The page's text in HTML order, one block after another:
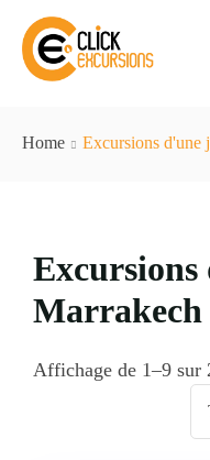
Excursions d’une
Excursions d’une
Excursions d’une
Circuits Marrakech
Tours Agadir
Tours Casablanca
Excursion Agafay
A propos de nous
Home Excursions d'une
Excursions
Marrakech
Affichage de 1–9 sur